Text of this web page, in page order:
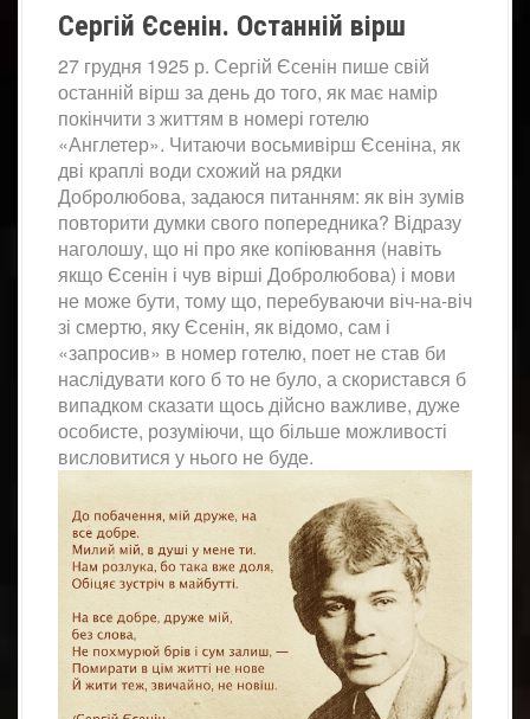
Сергій Єсенін. Останній вірш
27 грудня 1925 р. Сергій Єсенін пише свій
останній вірш за день до того, як має намір
покінчити з життям в номері готелю
«Англетер». Читаючи восьмивірш Єсеніна, як
дві краплі води схожий на рядки
Добролюбова, задаюся питанням: як він зумів
повторити думки свого попередника? Відразу
наголошу, що ні про яке копіювання (навіть
якщо Єсенін і чув вірші Добролюбова) і мови
не може бути, тому що, перебуваючи віч-на-віч
зі смертю, яку Єсенін, як відомо, сам і
«запросив» в номер готелю, поет не став би
наслідувати кого б то не було, а скористався б
випадком сказати щось дійсно важливе, дуже
особисте, розуміючи, що більше можливості
висловитися у нього не буде.